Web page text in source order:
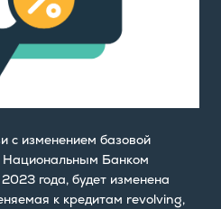
с изменением базовой
Национальным Банком
года, будет изменена
к кредитам revolving,